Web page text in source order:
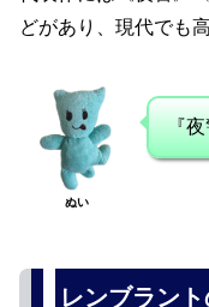
どがあり、現代でも
ぬい
『
レンブラン